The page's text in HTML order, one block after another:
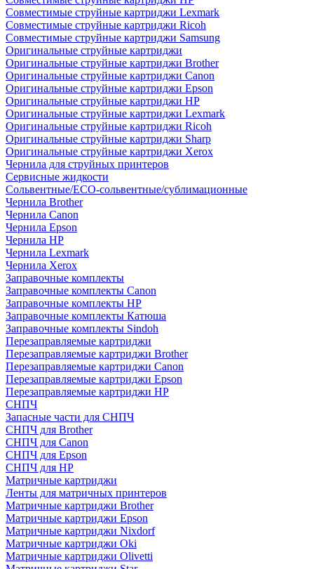
Совместимые струйные картриджи Lexmark
Совместимые струйные картриджи Ricoh
Совместимые струйные картриджи Samsung
Оригинальные струйные картриджи
Оригинальные струйные картриджи Brother
Оригинальные струйные картриджи Canon
Оригинальные струйные картриджи Epson
Оригинальные струйные картриджи HP
Оригинальные струйные картриджи Lexmark
Оригинальные струйные картриджи Ricoh
Оригинальные струйные картриджи Sharp
Оригинальные струйные картриджи Xerox
Чернила для струйных принтеров
Сервисные жидкости
Сольвентные/ECO-сольвентные/сублимационные
Чернила Brother
Чернила Canon
Чернила Epson
Чернила HP
Чернила Lexmark
Чернила Xerox
Заправочные комплекты
Заправочные комплекты Canon
Заправочные комплекты HP
Заправочные комплекты Катюша
Заправочные комплекты Sindoh
Перезаправляемые картриджи
Перезаправляемые картриджи Brother
Перезаправляемые картриджи Canon
Перезаправляемые картриджи Epson
Перезаправляемые картриджи HP
СНПЧ
Запасные части для СНПЧ
СНПЧ для Brother
СНПЧ для Canon
СНПЧ для Epson
СНПЧ для HP
Матричные картриджи
Ленты для матричных принтеров
Матричные картриджи Brother
Матричные картриджи Epson
Матричные картриджи Nixdorf
Матричные картриджи Oki
Матричные картриджи Olivetti